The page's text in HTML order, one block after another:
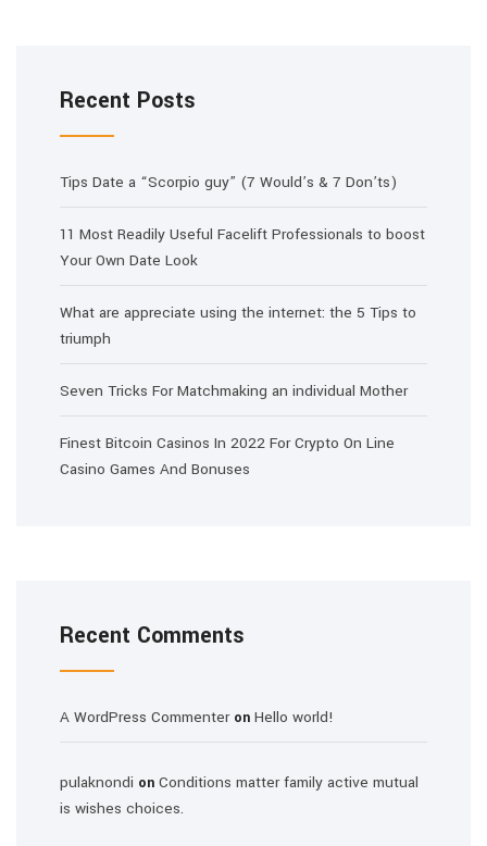
Recent Posts
Tips Date a “Scorpio guy” (7 Would’s & 7 Don’ts)
11 Most Readily Useful Facelift Professionals to boost
Your Own Date Look
What are appreciate using the internet: the 5 Tips to
triumph
Seven Tricks For Matchmaking an individual Mother
Finest Bitcoin Casinos In 2022 For Crypto On Line
Casino Games And Bonuses
Recent Comments
A WordPress Commenteron Hello world!
pulaknondi on Conditions matter family active mutual
is wishes choices.